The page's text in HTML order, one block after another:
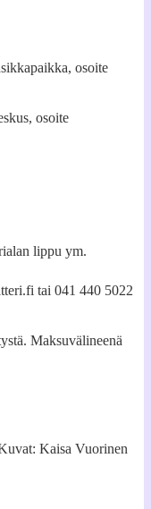
osoite
osoite
lippu ym.
tai 041 440 5022
Maksuvälineenä
Kaisa Vuorinen